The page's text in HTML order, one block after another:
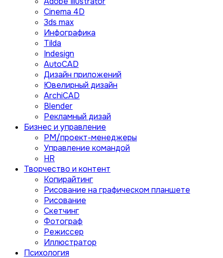
Сinema 4D
3ds max
Инфографика
Tilda
Indesign
AutoCAD
Дизайн приложений
Ювелирный дизайн
ArchiCAD
Blender
Рекламный дизай
Бизнес и управление
PM/проект-менеджеры
Управление командой
HR
Творчество и контент
Копирайтинг
Рисование на графическом планшете
Рисование
Скетчинг
Фотограф
Режиссер
Иллюстратор
Психология